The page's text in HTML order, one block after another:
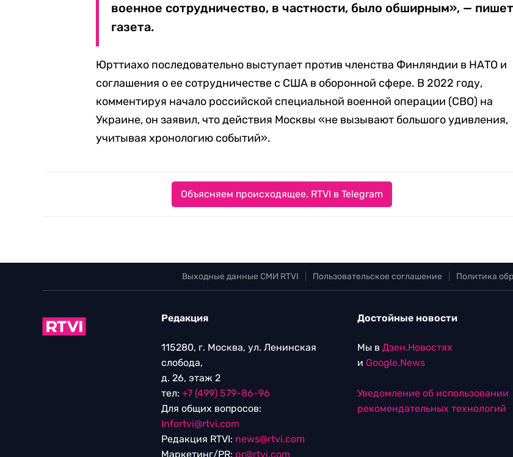
военное сотрудничество, в частности, было обширным», — пишет
газета.
Юрттиахо последовательно выступает против членства Финляндии в НАТО и
соглашения о ее сотрудничестве с США в оборонной сфере. В 2022 году,
комментируя начало российской специальной военной операции (СВО) на
Украине, он заявил, что действия Москвы «не вызывают большого удивления,
учитывая хронологию событий».
Объясняем происходящее. RTVI в Telegram
Выходные данные СМИ RTVI Пользовательское соглашение Политика
Редакция
115280, г. Москва, ул. Ленинская
слобода,
д. 26, этаж 2
тел: +7 (499) 579-86-96
Для общих вопросов:
Infortvi@rtvi.com
Редакция RTVI: news@rtvi.com
Маркетинг/PR: pr@rtvi.com
Достойные новости
Мы в Дзен.Новостях
и Google.News
Уведомление об использовании
рекомендательных технологий